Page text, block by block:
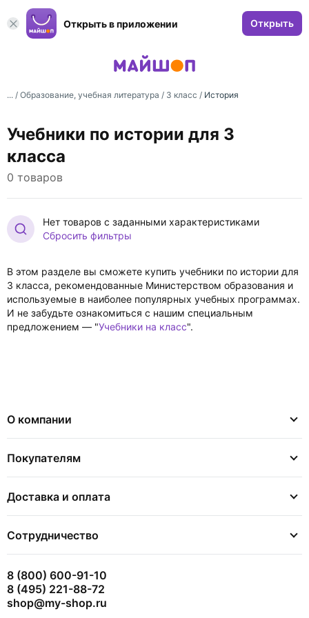
Открыть в приложении Открыть
... / Образование, учебная литература / 3 класс / История
Учебники по истории для 3
класса
0 товаров
Нет товаров с заданными характеристиками
Сбросить фильтры
В этом разделе вы сможете купить учебники по истории для
3 класса, рекомендованные Министерством образования и
используемые в наиболее популярных учебных программах.
И не забудьте ознакомиться с нашим специальным
предложением — "Учебники на класс".
О компании
Покупателям
Доставка и оплата
Сотрудничество
8 (800) 600-91-10
8 (495) 221-88-72
shop@my-shop.ru